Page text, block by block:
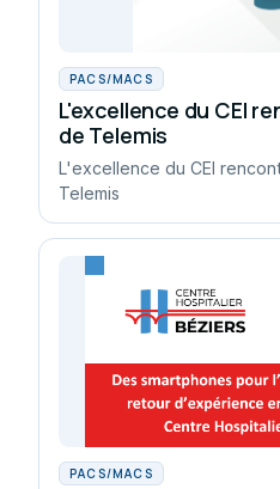
PACS/MACS
L'excellence du CEI
de Telemis
L'excellence du CEI
Telemis
PACS/MACS